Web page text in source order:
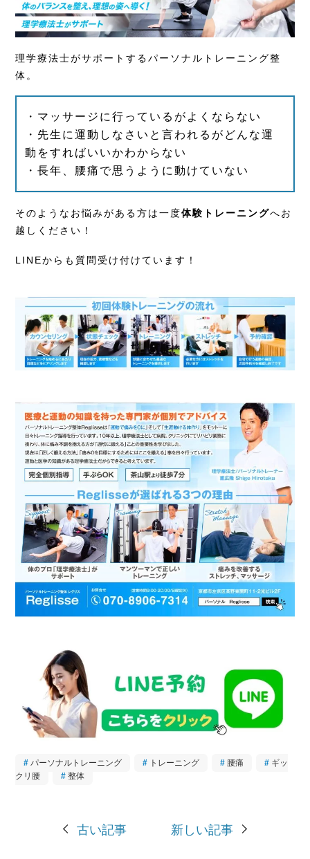
理学療法士がサポートするパーソナルトレーニング整
体。
・マッサージに行っているがよくならない
・先生に運動しなさいと言われるがどんな運
動をすればいいかわからない
・長年、腰痛で思うように動けていない
そのようなお悩みがある方は一度体験トレーニングへお
越しください！
LINEからも質問受け付けています！
パーソナルトレーニング トレーニング 腰痛
ギッ
クリ腰
整体
古い記事 新しい記事